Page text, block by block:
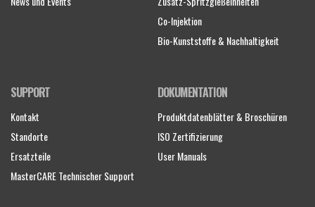
SUPPORT
Kontakt
Standorte
Ersatzteile
MasterCARE Technischer Support
Co-Injektion
Bio-Kunststoffe & Nachhaltigkeit
DOKUMENTATION
Produktdatenblätter & Broschüren
ISO Zertifizierung
User Manuals